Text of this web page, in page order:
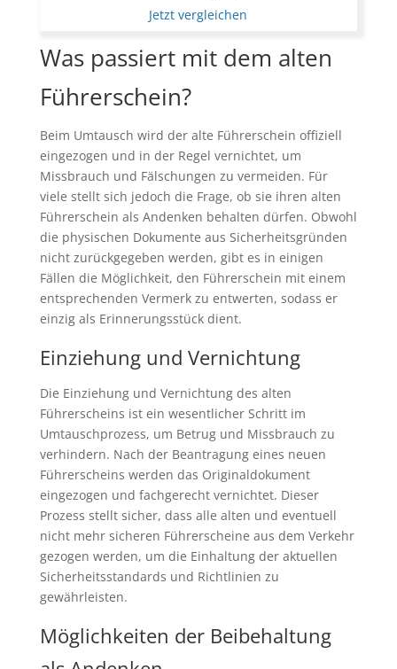
Jetzt vergleichen
Was passiert mit dem alten
Führerschein?
Beim Umtausch wird der alte Führerschein offiziell
eingezogen und in der Regel vernichtet, um
Missbrauch und Fälschungen zu vermeiden. Für
viele stellt sich jedoch die Frage, ob sie ihren alten
Führerschein als Andenken behalten dürfen. Obwohl
die physischen Dokumente aus Sicherheitsgründen
nicht zurückgegeben werden, gibt es in einigen
Fällen die Möglichkeit, den Führerschein mit einem
entsprechenden Vermerk zu entwerten, sodass er
einzig als Erinnerungsstück dient.
Einziehung und Vernichtung
Die Einziehung und Vernichtung des alten
Führerscheins ist ein wesentlicher Schritt im
Umtauschprozess, um Betrug und Missbrauch zu
verhindern. Nach der Beantragung eines neuen
Führerscheins werden das Originaldokument
eingezogen und fachgerecht vernichtet. Dieser
Prozess stellt sicher, dass alle alten und eventuell
nicht mehr sicheren Führerscheine aus dem Verkehr
gezogen werden, um die Einhaltung der aktuellen
Sicherheitsstandards und Richtlinien zu
gewährleisten.
Möglichkeiten der Beibehaltung